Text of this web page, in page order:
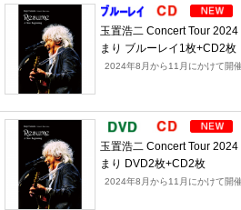
玉置浩二 Concert Tour
まり ブルーレイ1枚+CD2枚
2024年8月から11月にかけて開
玉置浩二 Concert Tour
まり DVD2枚+CD2枚
2024年8月から11月にかけて開